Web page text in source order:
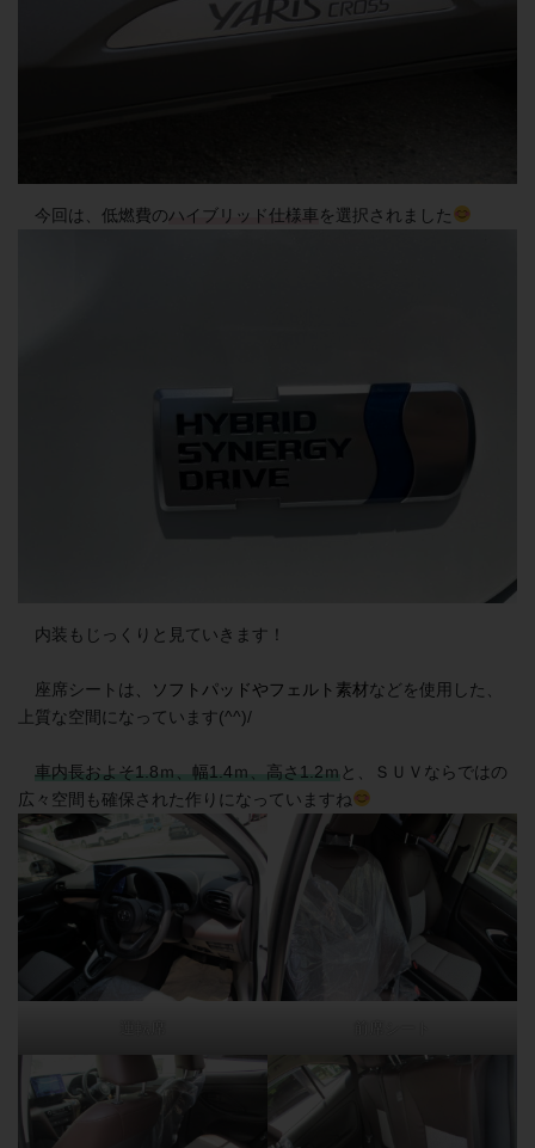
今回は、低燃費のハイブリッド仕様車を選択されました
内装もじっくりと見ていきます！
座席シートは 、ソフトパッドやフェルト素材などを使用した、
上質な空間になっています(^^)/
車内長およそ1.8ｍ、幅1.4ｍ、高さ1.2ｍ と、ＳＵＶならではの
広々空間も確保された作りになっていますね